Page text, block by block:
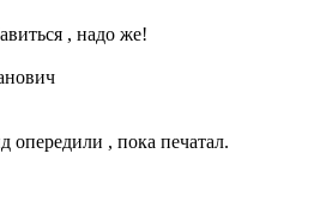
, надо же!
опередили , пока печатал.